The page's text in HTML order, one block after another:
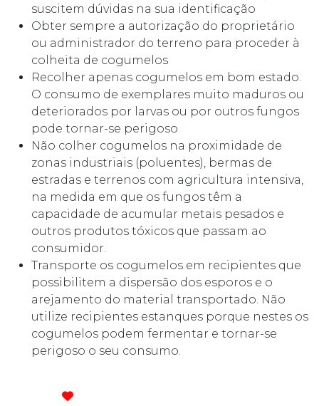
suscitem dúvidas na sua identificação
Obter sempre a autorização do proprietário
ou administrador do terreno para proceder à
colheita de cogumelos
Recolher apenas cogumelos em bom estado.
O consumo de exemplares muito maduros ou
deteriorados por larvas ou por outros fungos
pode tornar-se perigoso
Não colher cogumelos na proximidade de
zonas industriais (poluentes), bermas de
estradas e terrenos com agricultura intensiva,
na medida em que os fungos têm a
capacidade de acumular metais pesados e
outros produtos tóxicos que passam ao
consumidor.
Transporte os cogumelos em recipientes que
possibilitem a dispersão dos esporos e o
arejamento do material transportado. Não
utilize recipientes estanques porque nestes os
cogumelos podem fermentar e tornar-se
perigoso o seu consumo.